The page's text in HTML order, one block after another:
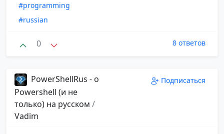
#programming
#russian
0 8 ответов
PowerShellRus - о
Powershell (и не
только) на русском /
Vadim
Подписаться